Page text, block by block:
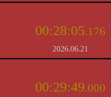
00:28:05.176
2026.06.21
00:29:49.000